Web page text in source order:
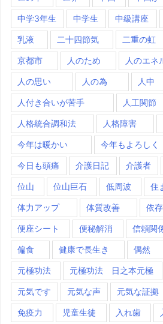
中学3年生 中学生 中級講座
乳液 二十四節気 二重の虹
京都市 人のため 人のエネ
人の思い 人の為 人中
人付き合いが苦手 人工関節
人格統合調和法 人格障害
今年は暖かい 今年もよろしく
今日も頭痛 介護日記 介護者
位山 位山巨石 低周波 住
体力アップ 体質改善 依
便座シート 便秘解消 信頼関
偏食 健康で長生き 偶然
元極功法 元極功法 日之本元極
元気です 元気な声 元気な証拠
免疫力 児童生徒 入れ歯